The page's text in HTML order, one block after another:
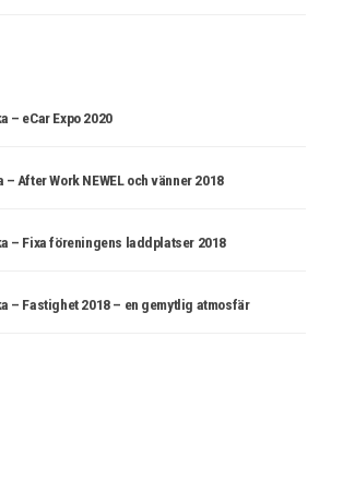
– eCar Expo 2020
– After Work NEWEL och vänner 2018
– Fixa föreningens laddplatser 2018
– Fastighet 2018 – en gemytlig atmosfär